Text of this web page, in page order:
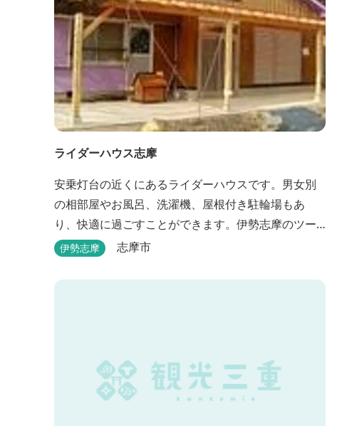
ライダーハウス志摩
安乗灯台の近くにあるライダーハウスです。男女別
の相部屋やお風呂、洗濯機、屋根付き駐輪場もあ
り、快適に過ごすことができます。伊勢志摩のツー
リング拠点などにも最適です。
伊勢志摩 志摩市